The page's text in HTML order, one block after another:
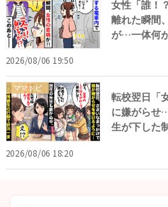
女性「誰！
離れた瞬間
が…一体何
2026/08/06 19:50
ママトピ
転校翌日「
に嫌がらせ
生が下した
2026/08/06 18:20